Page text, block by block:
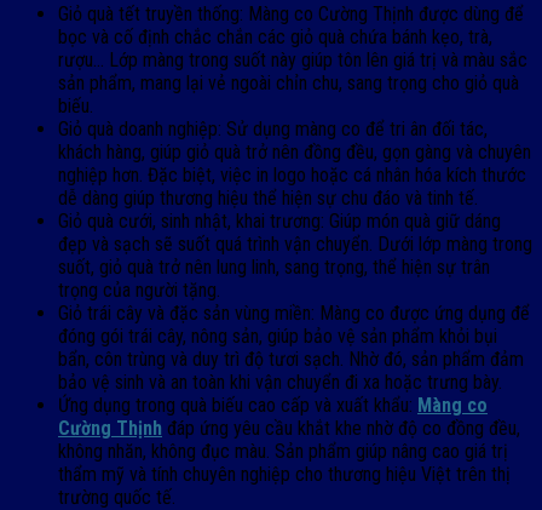
Giỏ quà tết truyền thống: Màng co Cường Thịnh được dùng để
bọc và cố định chắc chắn các giỏ quà chứa bánh kẹo, trà,
rượu… Lớp màng trong suốt này giúp tôn lên giá trị và màu sắc
sản phẩm, mang lại vẻ ngoài chỉn chu, sang trọng cho giỏ quà
biếu.
Giỏ quà doanh nghiệp: Sử dụng màng co để tri ân đối tác,
khách hàng, giúp giỏ quà trở nên đồng đều, gọn gàng và chuyên
nghiệp hơn. Đặc biệt, việc in logo hoặc cá nhân hóa kích thước
dễ dàng giúp thương hiệu thể hiện sự chu đáo và tinh tế.
Giỏ quà cưới, sinh nhật, khai trương: Giúp món quà giữ dáng
đẹp và sạch sẽ suốt quá trình vận chuyển. Dưới lớp màng trong
suốt, giỏ quà trở nên lung linh, sang trọng, thể hiện sự trân
trọng của người tặng.
Giỏ trái cây và đặc sản vùng miền: Màng co được ứng dụng để
đóng gói trái cây, nông sản, giúp bảo vệ sản phẩm khỏi bụi
bẩn, côn trùng và duy trì độ tươi sạch. Nhờ đó, sản phẩm đảm
bảo vệ sinh và an toàn khi vận chuyển đi xa hoặc trưng bày.
Ứng dụng trong quà biếu cao cấp và xuất khẩu: Màng co
Cường Thịnh đáp ứng yêu cầu khắt khe nhờ độ co đồng đều,
không nhăn, không đục màu. Sản phẩm giúp nâng cao giá trị
thẩm mỹ và tính chuyên nghiệp cho thương hiệu Việt trên thị
trường quốc tế.